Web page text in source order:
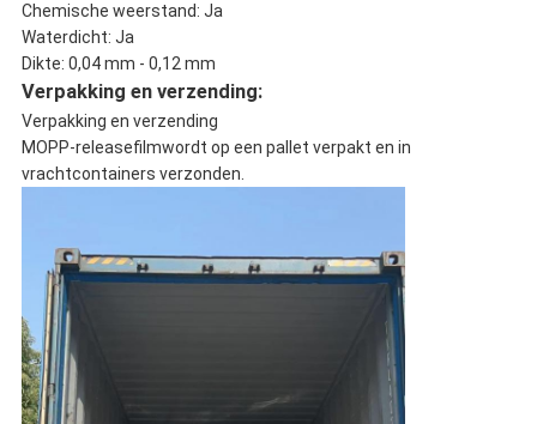
Chemische weerstand: Ja
Waterdicht: Ja
Dikte: 0,04 mm - 0,12 mm
Verpakking en verzending:
Verpakking en verzending
MOPP-releasefilmwordt op een pallet verpakt en in
vrachtcontainers verzonden.